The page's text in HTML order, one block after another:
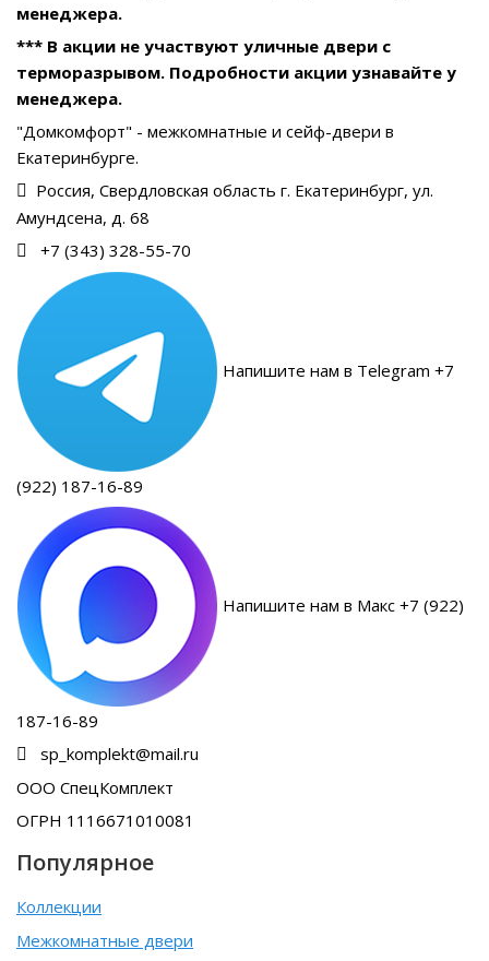
менеджера.
*** В акции не участвуют уличные двери с
терморазрывом. Подробности акции узнавайте у
менеджера.
"Домкомфорт" - межкомнатные и сейф-двери в
Екатеринбурге.
Россия, Свердловская область г. Екатеринбург, ул.
Амундсена, д. 68
+7 (343) 328-55-70
Напишите нам в Telegram +7
(922) 187-16-89
Напишите нам в Макс +7 (922)
187-16-89
sp_komplekt@mail.ru
ООО СпецКомплект
ОГРН 1116671010081
Популярное
Коллекции
Межкомнатные двери